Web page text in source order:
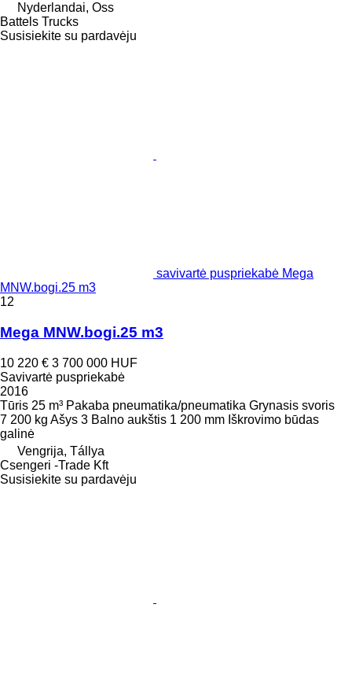
Nyderlandai, Oss
Battels Trucks
Susisiekite su pardavėju
savivartė puspriekabė Mega
MNW.bogi.25 m3
12
Mega MNW.bogi.25 m3
10 220 € 3 700 000 HUF
Savivartė puspriekabė
2016
Tūris 25 m³ Pakaba pneumatika/pneumatika Grynasis svoris
7 200 kg Ašys 3 Balno aukštis 1 200 mm Iškrovimo būdas
galinė
Vengrija, Tállya
Csengeri -Trade Kft
Susisiekite su pardavėju